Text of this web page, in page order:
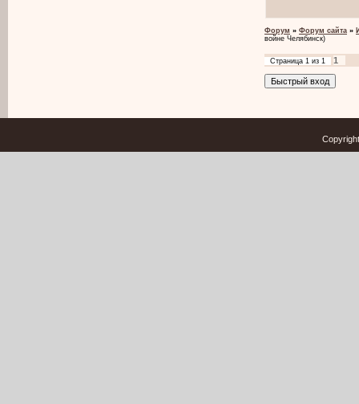
Форум » Форум сайта »
войне Челябинск)
Страница 1 из 1 1